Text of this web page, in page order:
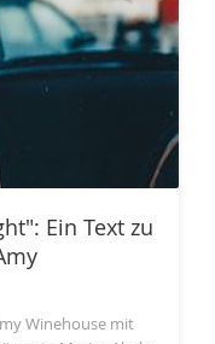
Ein Text zu
Winehouse mit